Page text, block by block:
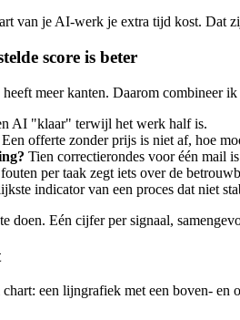
van je AI-werk je extra tijd kost. Dat
score is beter
meer kanten. Daarom combineer
AI "klaar" terwijl het werk half is.
Een offerte zonder prijs is niet af, hoe
Tien correctierondes voor één mail
per taak zegt iets over de
indicator van een proces dat niet
doen. Eén cijfer per signaal,
een lijngrafiek met een boven- en